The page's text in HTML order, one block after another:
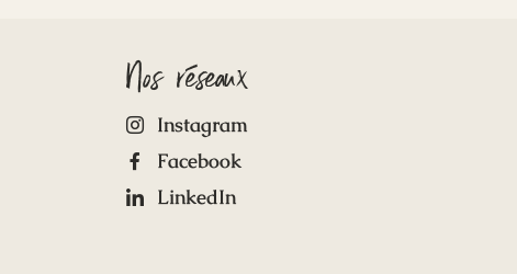
Nos réseaux
Instagram
Facebook
LinkedIn